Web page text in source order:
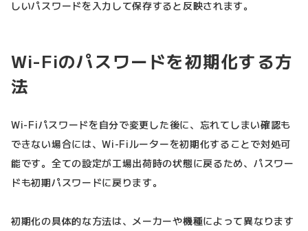
しいパスワードを入力して保存すると反映されます。
Wi-Fiのパスワードを初期化する方
法
Wi-Fiパスワードを自分で変更した後に、忘れてしまい確認も
できない場合には、Wi-Fiルーターを初期化することで対処可
能です。全ての設定が工場出荷時の状態に戻るため、パスワー
ドも初期パスワードに戻ります。
初期化の具体的な方法は、メーカーや機種によって異なります